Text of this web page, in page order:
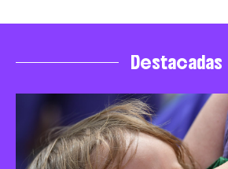
Destacadas